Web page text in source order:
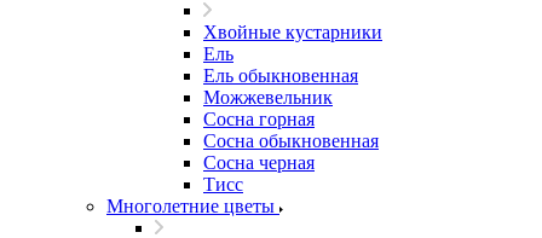
Хвойные кустарники
Ель
Ель обыкновенная
Можжевельник
Сосна горная
Сосна обыкновенная
Сосна черная
Тисс
Многолетние цветы